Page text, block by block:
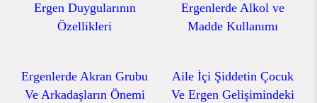
Ergen Duygularının
Özellikleri
Ergenlerde Alkol ve
Madde Kullanımı
Ergenlerde Akran Grubu
Ve Arkadaşların Önemi
Aile İçi Şiddetin Çocuk
Ve Ergen Gelişimindeki